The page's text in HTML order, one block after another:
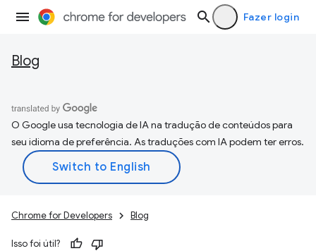
Fazer login
Blog
O Google usa tecnologia de IA na tradução de conteúdos para
seu idioma de preferência. As traduções com IA podem ter erros.
Chrome for Developers Blog
Isso foi útil?